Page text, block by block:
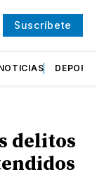
Suscríbete
delitos